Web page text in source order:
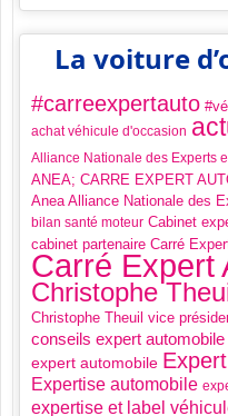
La voiture
#carreexpertauto
achat véhicule d'occasion
Alliance Nationale des Experts
ANEA; CARRE EXPERT
Anea Alliance Nationale des
bilan santé moteur Cabinet
cabinet partenaire Carré
Carré Expert
Christophe
Christophe Theuil vice
conseils expert automobile
expert automobile
Expertise automobile
expertise et label